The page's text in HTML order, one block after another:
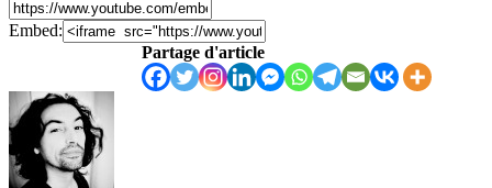
Embed:
Partage d'article